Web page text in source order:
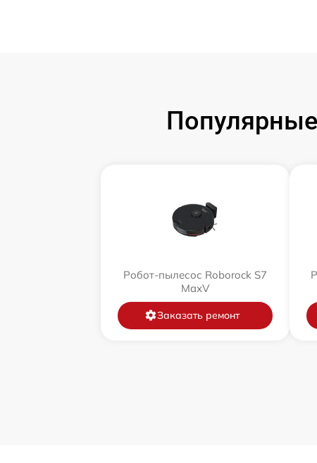
Робот-пылесос Roborock S7
MaxV
Заказать ремонт